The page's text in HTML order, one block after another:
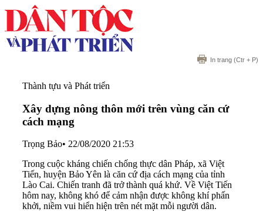
In trang (Ctr + P)
Thành tựu và Phát triển
Xây dựng nông thôn mới trên vùng căn cứ
cách mạng
Trọng Bảo• 22/08/2020 21:53
Trong cuộc kháng chiến chống thực dân Pháp, xã Việt
Tiến, huyện Bảo Yên là căn cứ địa cách mạng của tỉnh
Lào Cai. Chiến tranh đã trở thành quá khứ. Về Việt Tiến
hôm nay, không khó để cảm nhận được không khí phấn
khởi, niềm vui hiển hiện trên nét mặt mỗi người dân.